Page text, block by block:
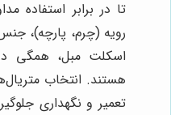
تا در برابر
رویه (چرم، پارچه)،
اسکلت مبل، همگی
هستند. انتخاب
تعمیر و نگهداری